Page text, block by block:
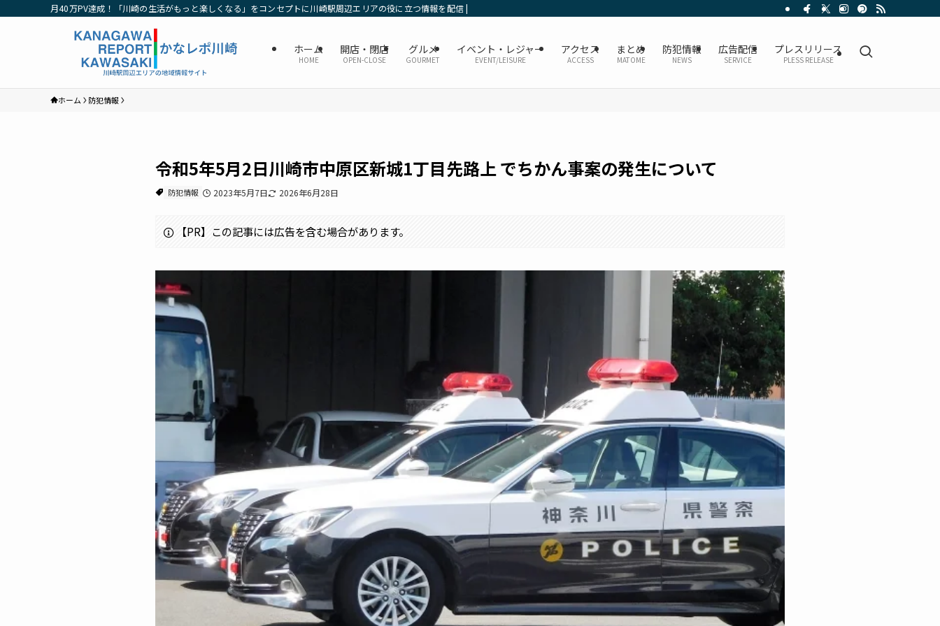
月40万PV達成！「川崎の生活がもっと楽しくなる」をコンセプトに川崎駅周辺エリアの役に立つ情報を配信 | かなレポ川崎
ホーム
HOME
開店・閉店
OPEN-CLOSE
グルメ
GOURMET
イベント・レジャー
EVENT/LEISURE
アクセス
ACCESS
まとめ
MATOME
防犯情報
NEWS
広告配信
SERVICE
プレスリリース
PLESS RELEASE
ホーム 防犯情報
令和5年5月2日川崎市中原区新城1丁目先路上 でちかん事案の発生について
防犯情報 2023年5月7日 2026年6月28日
【PR】この記事には広告を含む場合があります。